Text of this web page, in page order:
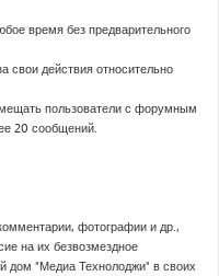
время без предварительного
свои действия относительно
пользователи с форумным
20 сообщений.
фотографии и др.,
на их безвозмездное
дом "Медиа Технолоджи" в своих